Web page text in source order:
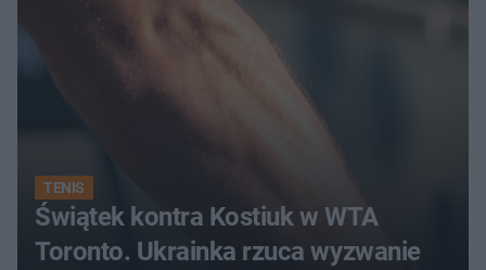
TENIS
Świątek kontra Kostiuk w WTA
Toronto. Ukrainka rzuca wyzwanie